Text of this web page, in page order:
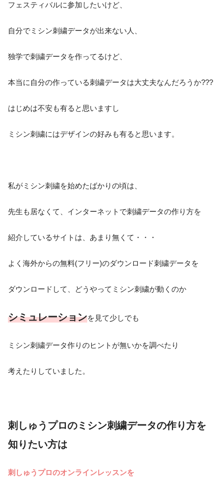
フェスティバルに参加したいけど、
自分でミシン刺繍データが出来ない人、
独学で刺繍データを作ってるけど、
本当に自分の作っている刺繍データは大丈夫なんだろうか???
はじめは不安も有ると思いますし
ミシン刺繍にはデザインの好みも有ると思います。
私がミシン刺繍を始めたばかりの頃は、
先生も居なくて、インターネットで刺繍データの作り方を
紹介しているサイトは、あまり無くて・・・
よく海外からの無料(フリー)のダウンロード刺繍データを
ダウンロードして、どうやってミシン刺繍が動くのか
シミュレーションを見て少しでも
ミシン刺繍データ作りのヒントが無いかを調べたり
考えたりしていました。
刺しゅうプロのミシン刺繍データの作り方を
知りたい方は
刺しゅうプロのオンラインレッスンを